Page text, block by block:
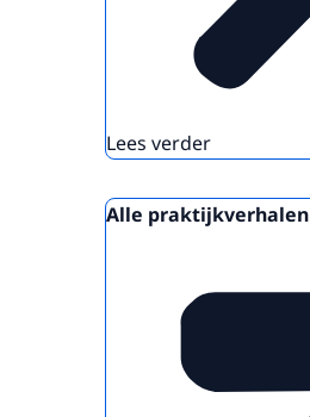
Lees verder
Alle praktijkverhalen